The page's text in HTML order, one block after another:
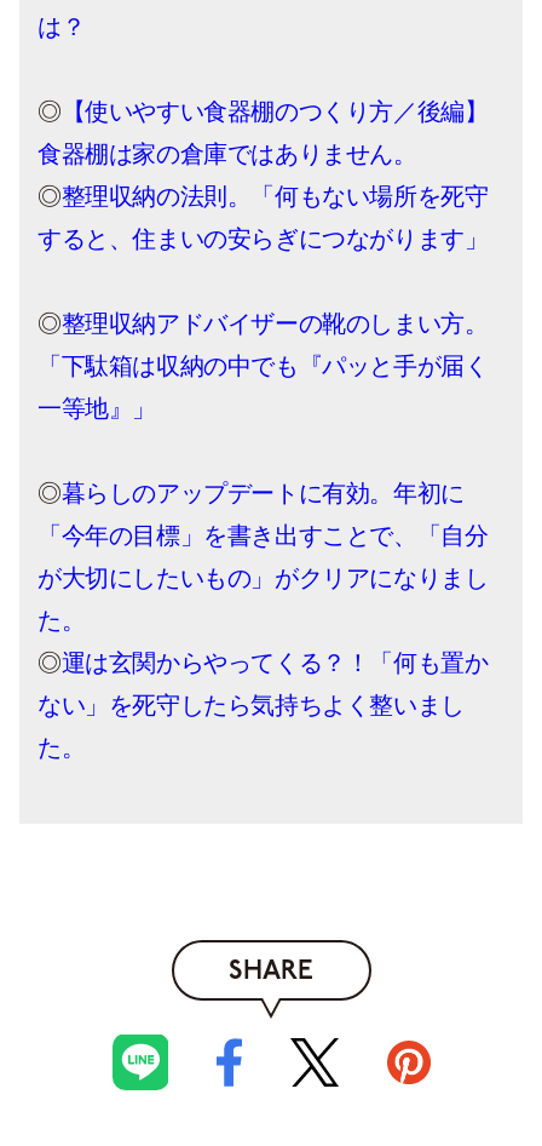
は？
◎ 【使いやすい食器棚のつくり方／後編】
食器棚は家の倉庫ではありません。
◎整理収納の法則。「何もない場所を死守
すると、住まいの安らぎにつながります」
◎整理収納アドバイザーの靴のしまい方。
「下駄箱は収納の中でも『パッと手が届く
一等地』」
◎暮らしのアップデートに有効。年初に
「今年の目標」を書き出すことで、「自分
が大切にしたいもの」がクリアになりまし
た。
◎運は玄関からやってくる？！「何も置か
ない」を死守したら気持ちよく整いまし
た。
SHARE